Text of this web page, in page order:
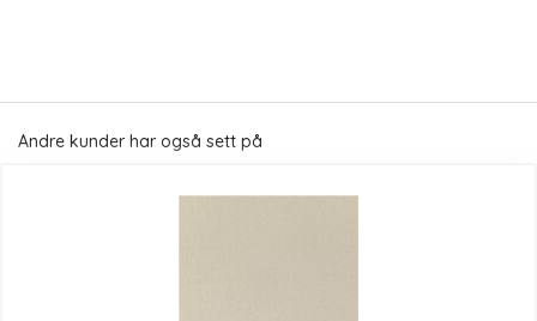
Andre kunder har også sett på